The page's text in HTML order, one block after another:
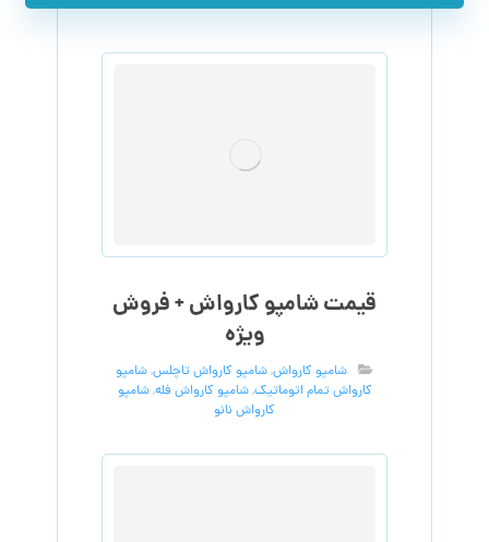
قیمت شامپو کارواش + فروش
ویژه
شامپو کارواش,شامپو کارواش تاچلس,شامپو
کارواش تمام اتوماتیک,شامپو کارواش فله,شامپو
کارواش نانو